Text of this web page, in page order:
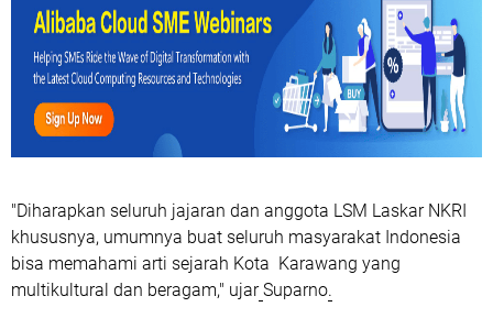
"Diharapkan seluruh jajaran dan anggota LSM Laskar NKRI
khususnya, umumnya buat seluruh masyarakat Indonesia
bisa memahami arti sejarah Kota Karawang yang
multikultural dan beragam," ujar Suparno.